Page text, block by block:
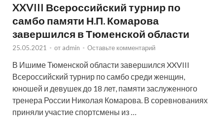
XXVIII Всероссийский турнир по
самбо памяти Н.П. Комарова
завершился в Тюменской области
25.05.2021 - от admin - Оставьте комментарий
В Ишиме Тюменской области завершился XXVIII
Всероссийский турнир по самбо среди женщин,
юношей и девушек до 18 лет, памяти заслуженного
тренера России Николая Комарова. В соревнованиях
приняли участие спортсмены из …